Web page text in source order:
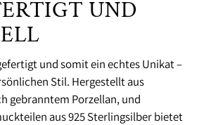
UND
und somit ein echtes Unikat –
Stil. Hergestellt aus
gebranntem Porzellan, und
aus 925 Sterlingsilber bietet